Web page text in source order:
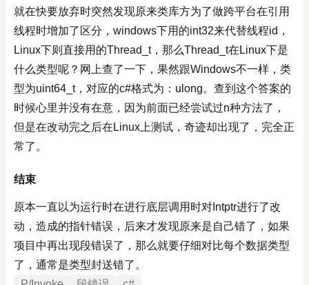
就在快要放弃时突然发现原来类库方为了做跨平台在引用
线程时增加了区分，windows下用的int32来代替线程id，
Linux下则直接用的Thread_t，那么Thread_t在Linux下是
什么类型呢？网上查了一下，果然跟Windows不一样，类
型为uint64_t，对应的c#格式为：ulong。查到这个答案的
时候心里并没有在意，因为前面已经尝试过n种方法了，
但是在改动完之后在Linux上测试，奇迹却出现了，完全正
常了。
结束
原本一直以为运行时在进行底层调用时对Intptr进行了改
动，造成的指针错误，后来才发现原来是自己错了，如果
项目中再出现段错误了，那么就要仔细对比每个数据类型
了，通常是类型封送错了。